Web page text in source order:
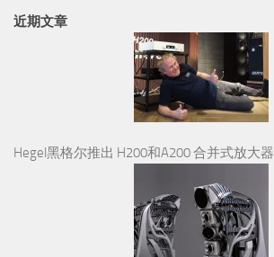
近期文章
Hegel黑格尔推出 H200和A200 合并式放大器